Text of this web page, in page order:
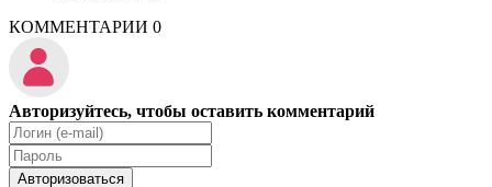
КОММЕНТАРИИ 0
Авторизуйтесь, чтобы оставить комментарий
Авторизоваться